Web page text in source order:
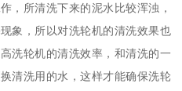
，所清洗下来的泥水比较浑浊，
象，所以对洗轮机的清洗效果也
洗轮机的清洗效率，和清洗的一
清洗用的水，这样才能确保洗轮